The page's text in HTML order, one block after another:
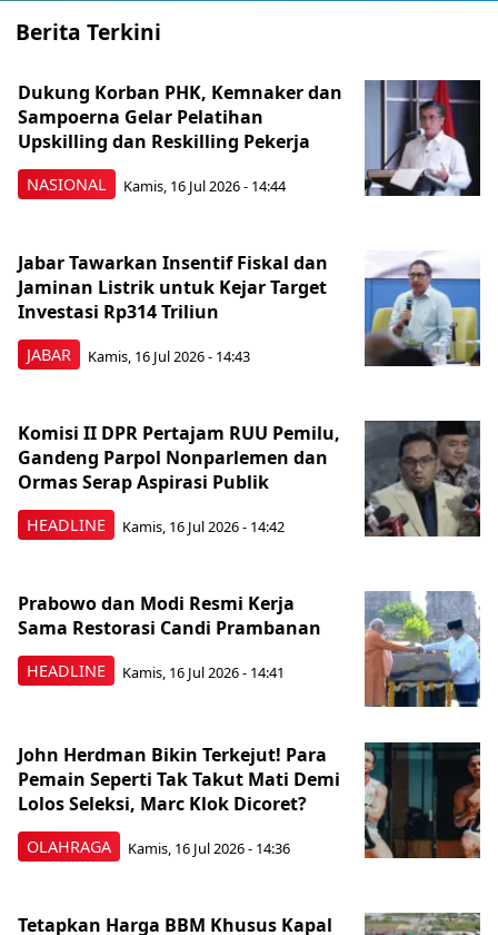
Berita Terkini
NASIONAL
Dukung Korban PHK, Kemnaker dan
Sampoerna Gelar Pelatihan
Upskilling dan Reskilling Pekerja
Kamis, 16 Jul 2026 - 14:44
JABAR
Jabar Tawarkan Insentif Fiskal dan
Jaminan Listrik untuk Kejar Target
Investasi Rp314 Triliun
Kamis, 16 Jul 2026 - 14:43
HEADLINE
Komisi II DPR Pertajam RUU Pemilu,
Gandeng Parpol Nonparlemen dan
Ormas Serap Aspirasi Publik
Kamis, 16 Jul 2026 - 14:42
HEADLINE
Prabowo dan Modi Resmi Kerja
Sama Restorasi Candi Prambanan
Kamis, 16 Jul 2026 - 14:41
OLAHRAGA
John Herdman Bikin Terkejut! Para
Pemain Seperti Tak Takut Mati Demi
Lolos Seleksi, Marc Klok Dicoret?
Kamis, 16 Jul 2026 - 14:36
Tetapkan Harga BBM Khusus Kapal